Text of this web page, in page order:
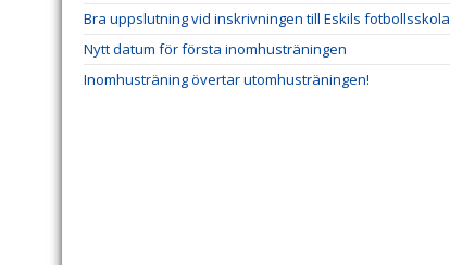
Bra uppslutning vid inskrivningen till Eskils fotbollsskola
Nytt datum för första inomhusträningen
Inomhusträning övertar utomhusträningen!